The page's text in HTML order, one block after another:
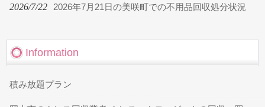
2026/7/22 2026年7月21日の美咲町での不用品回収処分状況
Information
積み放題プラン